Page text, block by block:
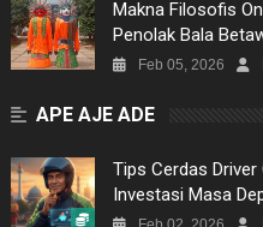
Makna Filosofis
Penolak Bala
Feb 05, 2026
APE AJE ADE
Tips Cerdas Driver
Investasi Masa